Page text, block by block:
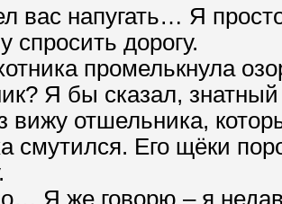
вас напугать… Я
спросить дорогу.
промелькнула
Я бы сказал,
вижу отшельника,
смутился. Его щёки
Я же говорю – я